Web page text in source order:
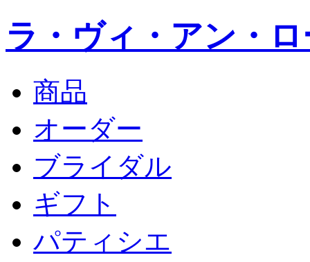
ラ・ヴィ・アン・
商品
オーダー
ブライダル
ギフト
パティシエ